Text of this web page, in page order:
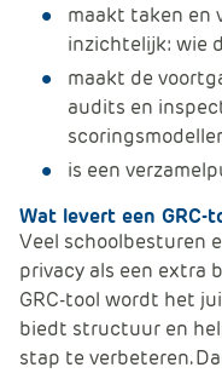
maakt taken en
inzichtelijk: wie
maakt de
audits en
is een
Wat levert een
Veel schoolbesturen
privacy als een extra
GRC-tool wordt het
biedt structuur en
stap te verbeteren.